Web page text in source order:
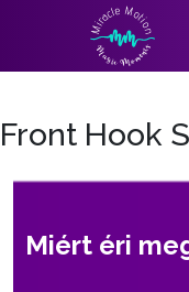
Front Hook
Miért éri